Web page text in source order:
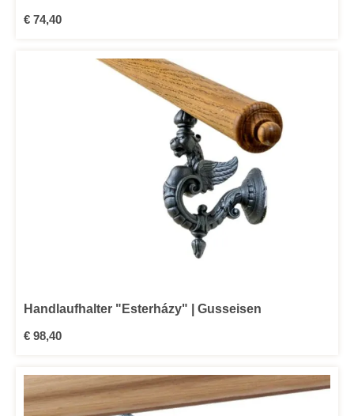
Regulärer Preis:
€ 74,40
Handlaufhalter "Esterházy" | Gusseisen
Regulärer Preis:
€ 98,40